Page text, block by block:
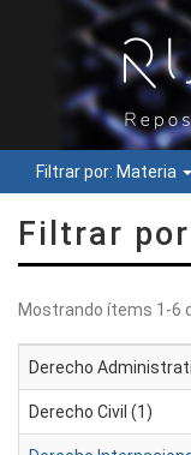
Filtrar por: Materia
Filtrar
Mostrando ítems 1-6
Derecho
Derecho Civil (1)